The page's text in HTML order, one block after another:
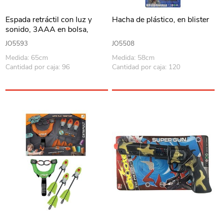
Espada retráctil con luz y
sonido, 3AAA en bolsa,
varios colores
JO5593
Medida: 65cm
Cantidad por caja: 96
Hacha de plástico, en blister
JO5508
Medida: 58cm
Cantidad por caja: 120